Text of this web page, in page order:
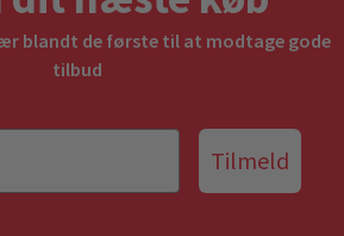
blandt de første til at modtage gode
tilbud
Tilmeld